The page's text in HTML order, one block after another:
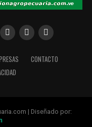
CONTACTO
| Diseñado por: